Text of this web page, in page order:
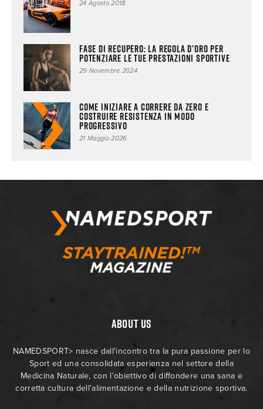
24 Agosto 2018
Fase di Recupero: la Regola d’Oro per
Potenziare le Tue Prestazioni Sportive
29 Novembre 2024
Come iniziare a correre da zero e
costruire resistenza in modo
progressivo
21 Maggio 2026
ABOUT US
NAMEDSPORT> nasce dall'incontro tra la pura passione per lo
Sport ed una consolidata esperienza nel settore della
Medicina Naturale, con l'obiettivo di diffondere una sana e
corretta cultura dell'alimentazione e della nutrizione sportiva.